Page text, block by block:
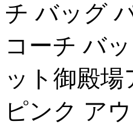
チ バッグ
コーチ バ
ット御殿
ピンク ア